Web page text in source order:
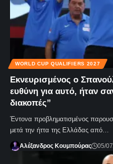
WORLD CUP QUALIFIERS 2027
Εκνευρισμένος ο
ευθύνη για αυτό, ήταν
διακοπές”
Έντονα προβληματισμένος
μετά την ήττα της Ελλάδας από…
Αλέξανδρος Κουμπούρας 05/